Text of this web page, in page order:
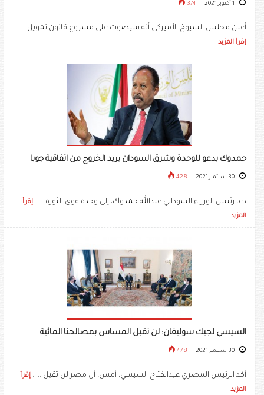
374
أعلن مجلس الشيوخ الأميركي أنه سيصوت على مشروع قانون تمويل .....
إقرأ المزيد
حمدوك يدعو للوحدة وشرق السودان يريد الخروج من اتفاقية جوبا
428
دعا رئيس الوزراء السوداني عبدالله حمدوك، إلى وحدة قوى الثورة ..... إقرأ
المزيد
السيسي لجيك سوليفان: لن نقبل المساس بمصالحنا المائية
478
أكد الرئيس المصري عبدالفتاح السيسي، أمس، أن مصر لن تقبل ..... إقرأ
المزيد